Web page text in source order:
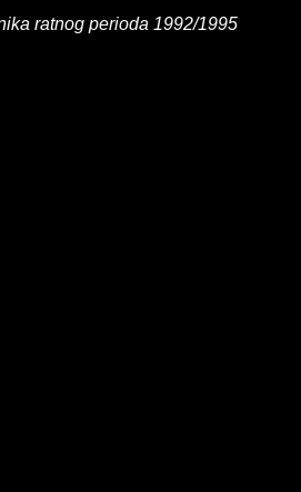
ratnog perioda 1992/1995